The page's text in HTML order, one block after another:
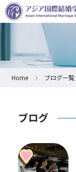
Home ブログ一覧
ブログ